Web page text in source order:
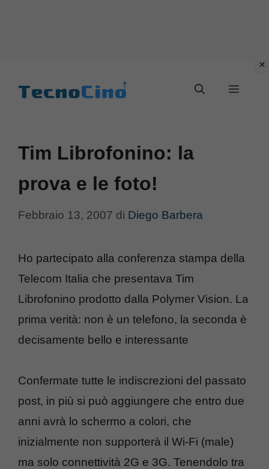
Menu
Tim Librofonino: la
prova e le foto!
Febbraio 13, 2007 di Diego Barbera
Ho partecipato alla conferenza stampa della
Telecom Italia che presentava Tim
Librofonino prodotto dalla Polymer Vision. La
prima verità: non è un telefono, la seconda è
decisamente bello e interessante
Confermate tutte le indiscrezioni del passato
post, in più si può aggiungere che entro due
anni avrà lo schermo a colori, che
inizialmente non supporterà il Wi-Fi (male)
ma solo connettività 2G e 3G. Tenendolo tra